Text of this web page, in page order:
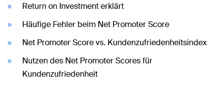
Return on Investment erklärt
Häufige Fehler beim Net Promoter Score
Net Promoter Score vs. Kundenzufriedenheitsindex
Nutzen des Net Promoter Scores für
Kundenzufriedenheit